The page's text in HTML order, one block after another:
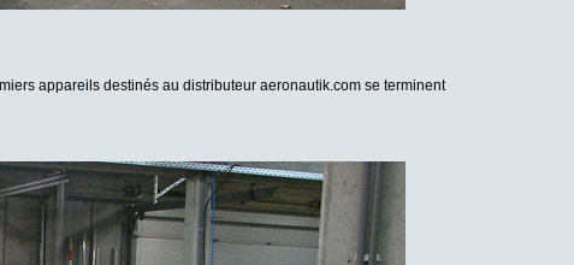
appareils destinés au distributeur aeronautik.com se terminent